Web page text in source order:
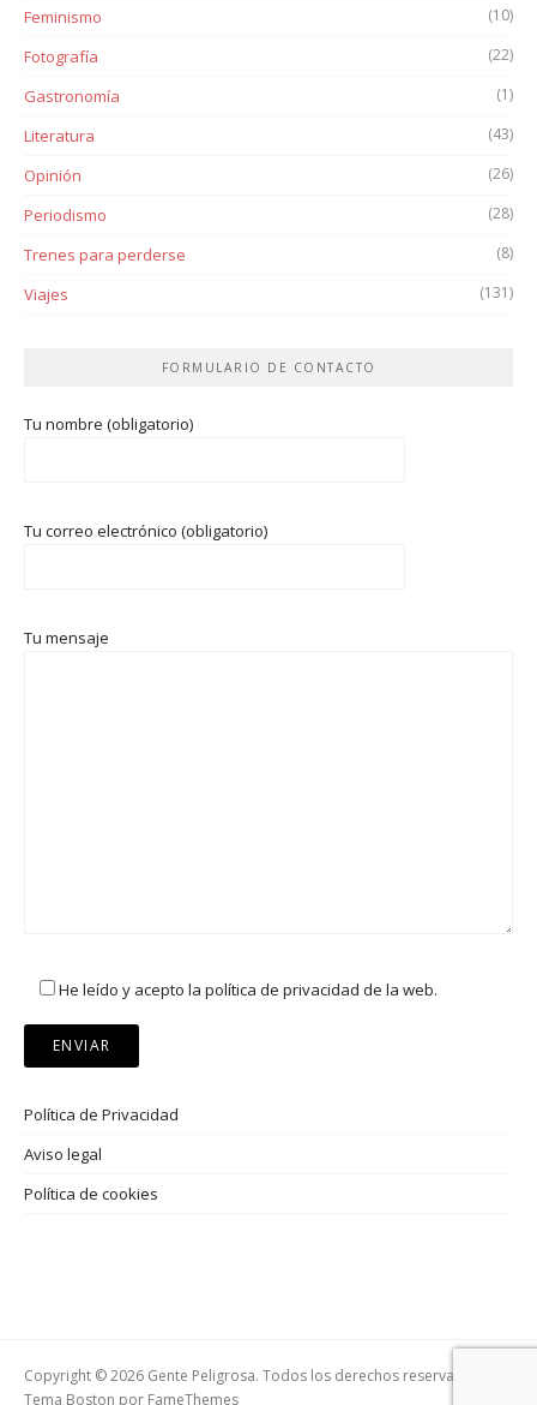
Feminismo (10)
Fotografía (22)
Gastronomía (1)
Literatura (43)
Opinión (26)
Periodismo (28)
Trenes para perderse (8)
Viajes (131)
FORMULARIO DE CONTACTO
Tu nombre (obligatorio)
Tu correo electrónico (obligatorio)
Tu mensaje
He leído y acepto la política de privacidad de la web.
Política de Privacidad
Aviso legal
Política de cookies
Copyright © 2026 Gente Peligrosa. Todos los derechos reservados.
Tema Boston por FameThemes